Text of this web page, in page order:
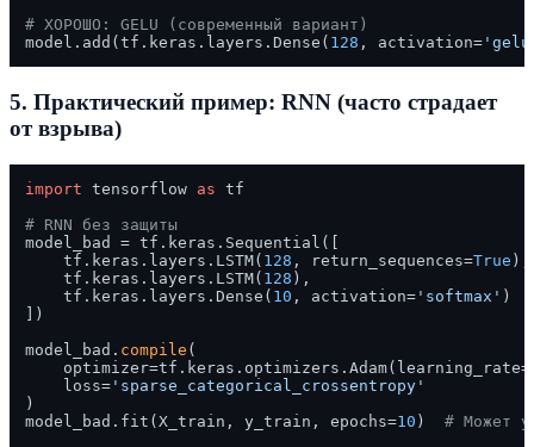
# ХОРОШО: GELU (современный вариант)
model.add(tf.keras.layers.Dense( 128 , activation=
5. Практический пример: RNN (часто страдает
от взрыва)
import tensorflow as tf
# RNN без защиты
model_bad = tf.keras.Sequential([
    tf.keras.layers.LSTM(
128 , return_sequences=True ),
    tf.keras.layers.LSTM(
128 ),
    tf.keras.layers.Dense(
10 , activation= 'softmax' )
])
model_bad. compile (
    optimizer=tf.keras.optimizers.Adam(learning_rate=
    loss=
'sparse_categorical_crossentropy'
)
model_bad.fit(X_train, y_train, epochs=10 ) # Может